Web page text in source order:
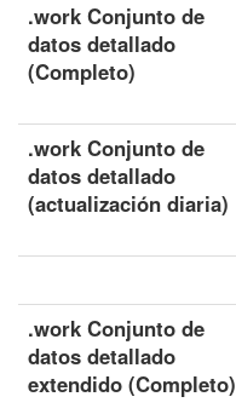
.work Conjunto de
datos detallado
(Completo)
.work Conjunto de
datos detallado
(actualización diaria)
.work Conjunto de
datos detallado
extendido (Completo)